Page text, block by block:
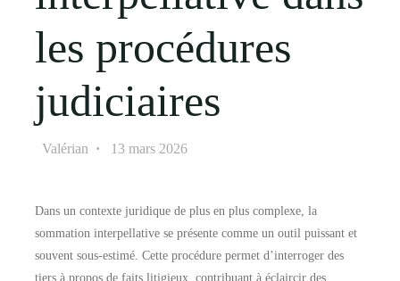
les procédures
judiciaires
Valérian 13 mars 2026
Dans un contexte juridique de plus en plus complexe, la
sommation interpellative se présente comme un outil puissant et
souvent sous-estimé. Cette procédure permet d’interroger des
tiers à propos de faits litigieux, contribuant à éclaircir des